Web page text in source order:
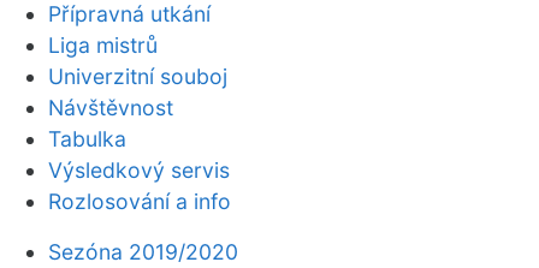
Přípravná utkání
Liga mistrů
Univerzitní souboj
Návštěvnost
Tabulka
Výsledkový servis
Rozlosování a info
Sezóna 2019/2020